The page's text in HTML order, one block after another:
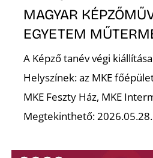
MAGYAR
EGYETEM
A Képző tanév végi
Helyszínek: az MKE
MKE Feszty Ház, MKE
Megtekinthető: